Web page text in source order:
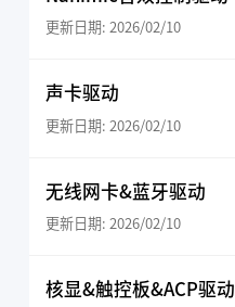
更新日期: 2026/02/10
声卡驱动
更新日期: 2026/02/10
无线网卡&蓝牙驱动
更新日期: 2026/02/10
核显&触控板&ACP驱动